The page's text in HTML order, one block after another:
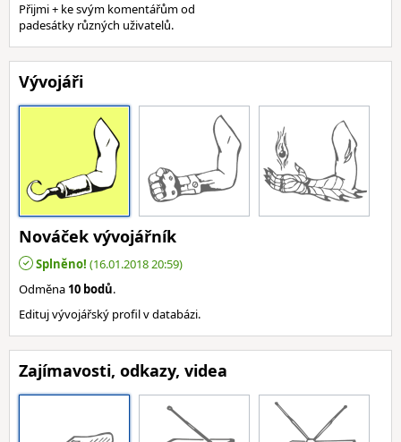
Přijmi + ke svým komentářům od
padesátky různých uživatelů.
Vývojáři
Nováček vývojářník
Splněno! (16.01.2018 20:59)
Odměna 10 bodů.
Edituj vývojářský profil v databázi.
Zajímavosti, odkazy, videa